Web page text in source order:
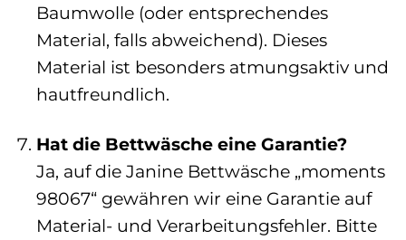
Baumwolle (oder entsprechendes
Material, falls abweichend). Dieses
Material ist besonders atmungsaktiv und
hautfreundlich.
Hat die Bettwäsche eine Garantie?
Ja, auf die Janine Bettwäsche „moments
98067“ gewähren wir eine Garantie auf
Material- und Verarbeitungsfehler. Bitte